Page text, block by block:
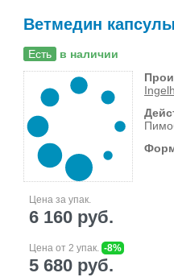
Ветмедин
Есть в наличии
Цена за упак.
6 160 руб.
Цена от 2 упак. -8%
5 680 руб.